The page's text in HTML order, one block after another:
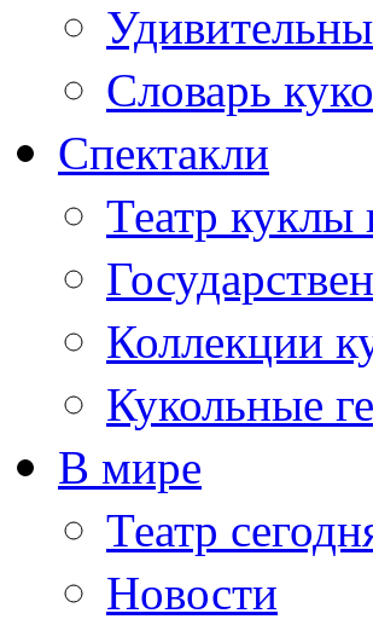
Словарь
Спектакли
Театр куклы
Коллекции
Кукольные
В мире
Театр
Новости